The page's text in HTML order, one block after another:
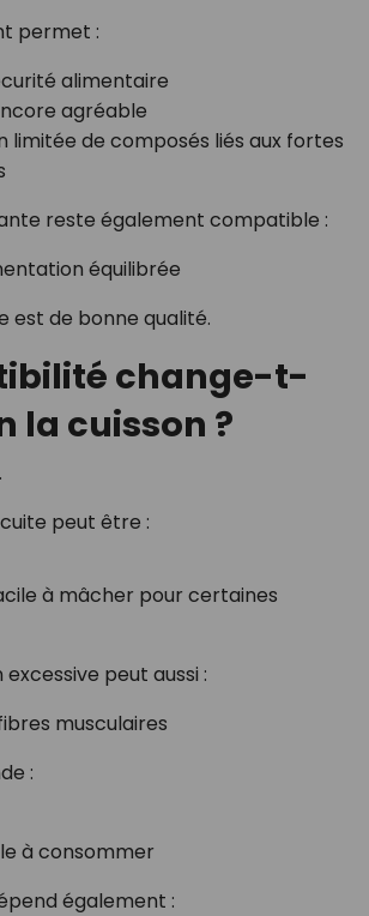
permet :
alimentaire
agréable
limitée de composés liés aux fortes
reste également compatible :
équilibrée
est de bonne qualité.
change-t-
la cuisson ?
peut être :
à mâcher pour certaines
excessive peut aussi :
musculaires
:
à consommer
également :